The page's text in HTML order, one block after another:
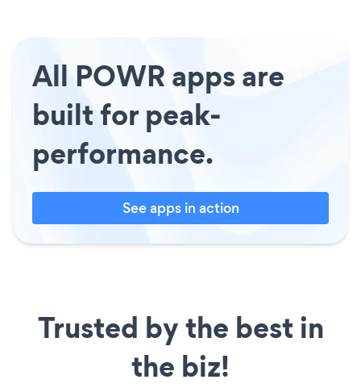
All POWR apps are
built for peak-
performance.
See apps in action
Trusted by the best in
the biz!